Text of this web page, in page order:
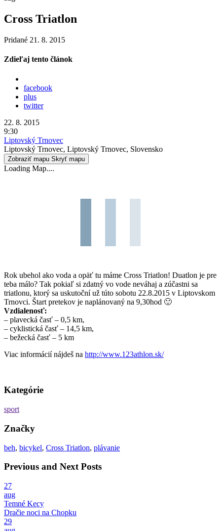
Cross Triatlon
Pridané 21. 8. 2015
Zdieľaj tento článok
facebook
plus
twitter
22. 8. 2015
9:30
Liptovský Trnovec
Liptovský Trnovec, Liptovský Trnovec, Slovensko
Zobraziť mapu Skryť mapu
Loading Map....
Rok ubehol ako voda a opäť tu máme Cross Triatlon! Duatlon je pre
teba málo? Tak pokiaľ si zdatný vo vode neváhaj a zúčastni sa
triatlonu, ktorý sa uskutoční už túto sobotu 22.8.2015 v Liptovskom
Trnovci. Štart pretekov je naplánovaný na 9,30hod 🙂
Vzdialenosť:
– plavecká časť – 0,5 km,
– cyklistická časť – 14,5 km,
– bežecká časť – 5 km
Viac informácií nájdeš na http://www.123athlon.sk/
Kategórie
sport
Značky
beh, bicykel, Cross Triatlon, plávanie
Previous and Next Posts
27
aug
Temné Kecy
Dračie noci na Chopku
29